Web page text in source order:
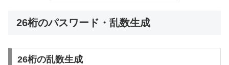
26桁のパスワード・乱数生成
26桁の乱数生成